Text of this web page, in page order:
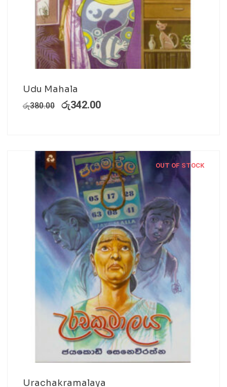
Udu Mahala
රු380.00 රු342.00
OUT OF STOCK
Urachakramalaya